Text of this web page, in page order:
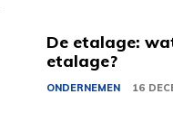
De etalage:
etalage?
ONDERNEMEN 16